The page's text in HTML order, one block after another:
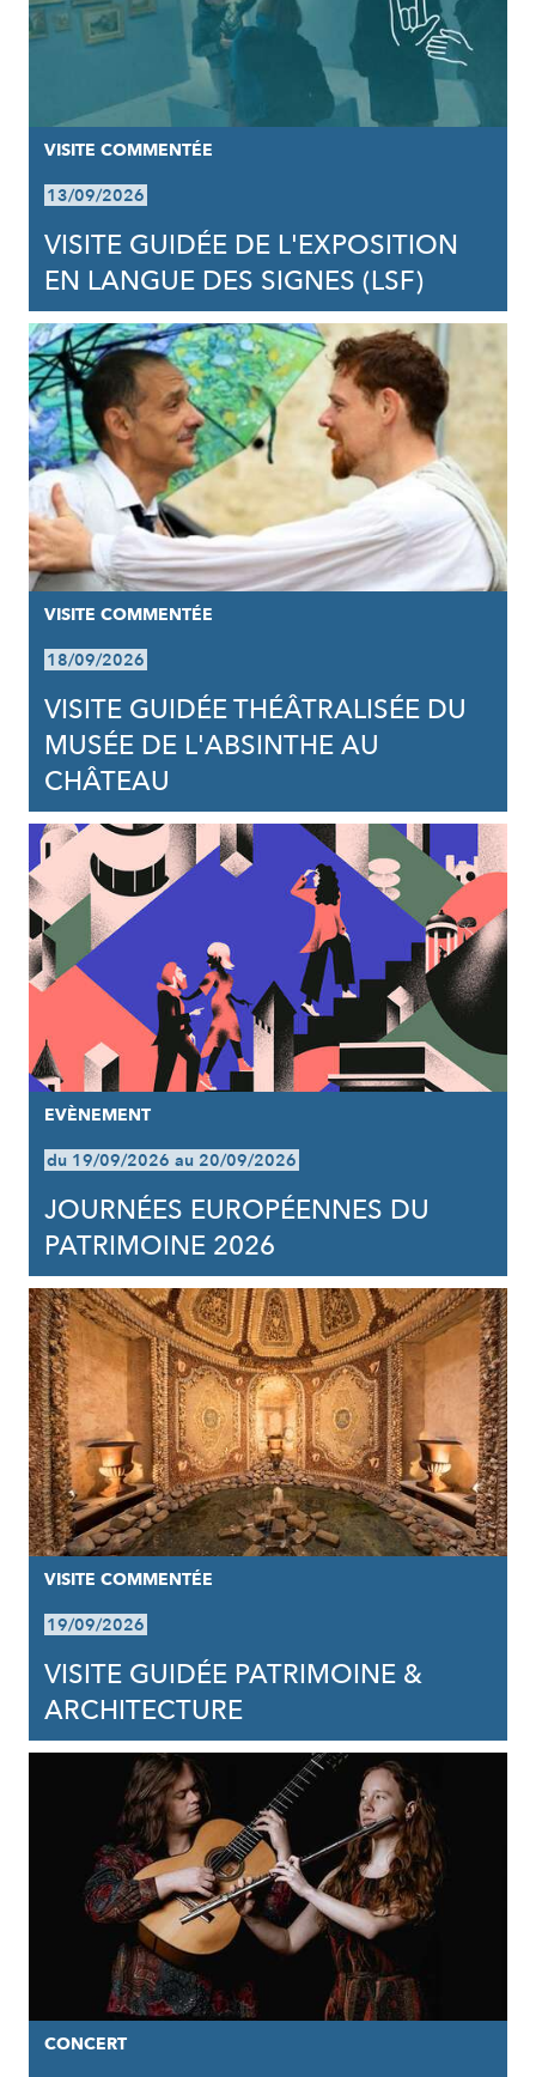
VISITE COMMENTÉE
13/09/2026
VISITE GUIDÉE DE L'EXPOSITION
EN LANGUE DES SIGNES (LSF)
VISITE COMMENTÉE
18/09/2026
VISITE GUIDÉE THÉÂTRALISÉE DU
MUSÉE DE L'ABSINTHE AU
CHÂTEAU
EVÈNEMENT
du 19/09/2026 au 20/09/2026
JOURNÉES EUROPÉENNES DU
PATRIMOINE 2026
VISITE COMMENTÉE
19/09/2026
VISITE GUIDÉE PATRIMOINE &
ARCHITECTURE
CONCERT